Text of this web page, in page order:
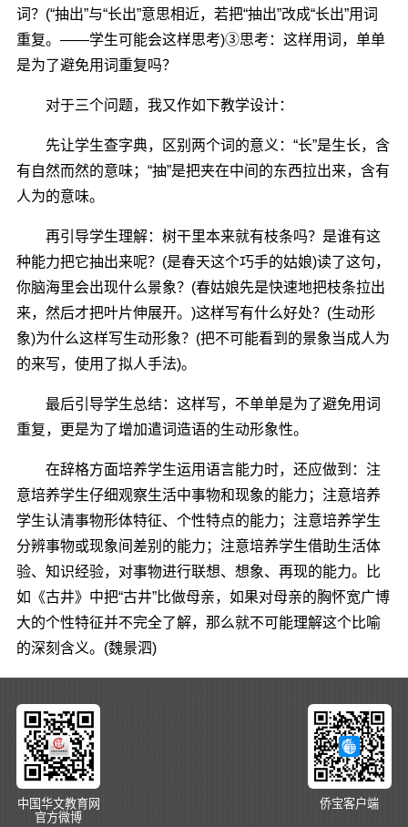
词？(“抽出”与“长出”意思相近，若把“抽出”改成“长出”用词
重复。――学生可能会这样思考)③思考：这样用词，单单
是为了避免用词重复吗？
对于三个问题，我又作如下教学设计：
先让学生查字典，区别两个词的意义：“长”是生长，含
有自然而然的意味；“抽”是把夹在中间的东西拉出来，含有
人为的意味。
再引导学生理解：树干里本来就有枝条吗？是谁有这
种能力把它抽出来呢？(是春天这个巧手的姑娘)读了这句，
你脑海里会出现什么景象？(春姑娘先是快速地把枝条拉出
来，然后才把叶片伸展开。)这样写有什么好处？(生动形
象)为什么这样写生动形象？(把不可能看到的景象当成人为
的来写，使用了拟人手法)。
最后引导学生总结：这样写，不单单是为了避免用词
重复，更是为了增加遣词造语的生动形象性。
在辞格方面培养学生运用语言能力时，还应做到：注
意培养学生仔细观察生活中事物和现象的能力；注意培养
学生认清事物形体特征、个性特点的能力；注意培养学生
分辨事物或现象间差别的能力；注意培养学生借助生活体
验、知识经验，对事物进行联想、想象、再现的能力。比
如《古井》中把“古井”比做母亲，如果对母亲的胸怀宽广博
大的个性特征并不完全了解，那么就不可能理解这个比喻
的深刻含义。(魏景泗)
中国华文教育网
官方微博
侨宝客户端